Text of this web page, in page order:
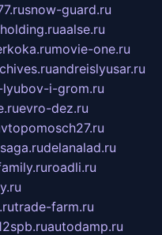
snow-guard.ru
aalse.ru
movie-one.ru
andreislyusar.ru
i-grom.ru
evro-dez.ru
delanalad.ru
roadli.ru
trade-farm.ru
autodamp.ru